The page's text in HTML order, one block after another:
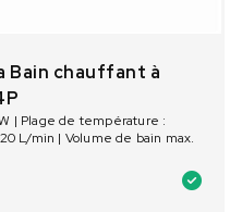
Bain chauffant à
| Plage de température :
L/min | Volume de bain max.